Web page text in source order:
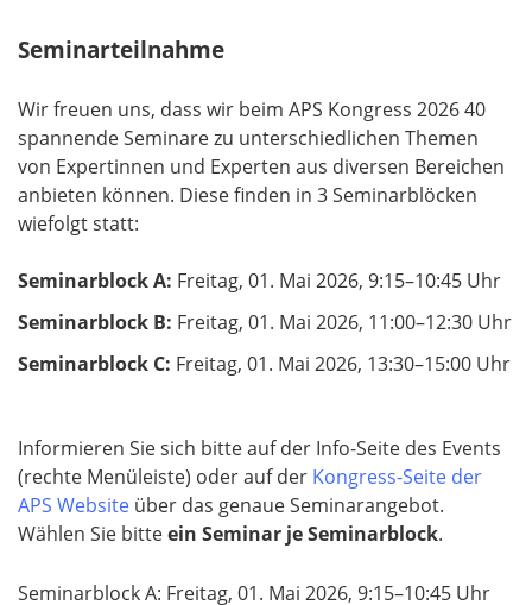
Seminarteilnahme
Wir freuen uns, dass wir beim APS Kongress 2026 40
spannende Seminare zu unterschiedlichen Themen
von Expertinnen und Experten aus diversen Bereichen
anbieten können. Diese finden in 3 Seminarblöcken
wiefolgt statt:
Seminarblock A: Freitag, 01. Mai 2026, 9:15–10:45 Uhr
Seminarblock B: Freitag, 01. Mai 2026, 11:00–12:30 Uhr
Seminarblock C: Freitag, 01. Mai 2026, 13:30–15:00 Uhr
Informieren Sie sich bitte auf der Info-Seite des Events
(rechte Menüleiste) oder auf der Kongress-Seite der
APS Website über das genaue Seminarangebot.
Wählen Sie bitteein Seminar je Seminarblock.
Seminarblock A: Freitag, 01. Mai 2026, 9:15–10:45 UhrP